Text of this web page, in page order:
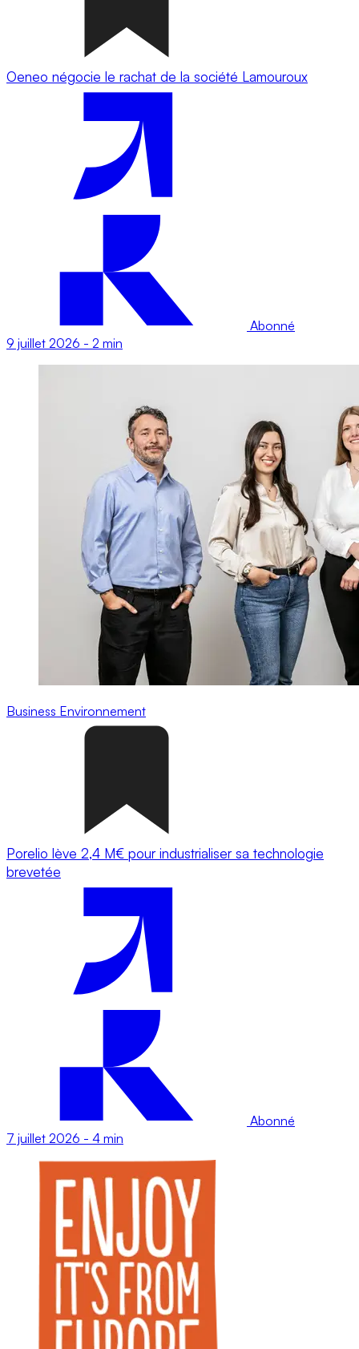
Oeneo négocie le rachat de la société Lamouroux
Abonné
9 juillet 2026 - 2 min
Business Environnement
Porelio lève 2,4 M€ pour industrialiser sa technologie
brevetée
Abonné
7 juillet 2026 - 4 min